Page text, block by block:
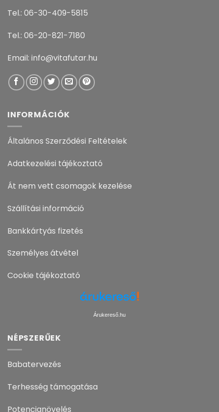
Tel.: 06-30-409-5815
Tel.: 06-20-821-7180
Email: info@vitafutar.hu
INFORMÁCIÓK
Általános Szerződési Feltételek
Adatkezelési tájékoztató
Át nem vett csomagok kezelése
Szállítási információ
Bankkártyás fizetés
Személyes átvétel
Cookie tájékoztató
Árukereső.hu
NÉPSZERŰEK
Babatervezés
Terhesség támogatása
Potencianövelés